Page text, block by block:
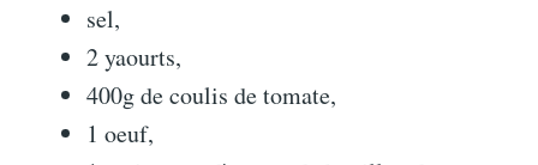
sel,
2 yaourts,
400g de coulis de tomate,
1 oeuf,